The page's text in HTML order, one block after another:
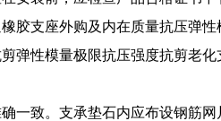
胶支座外购及内在质量抗压弹
弹性模量极限抗压强度抗剪老
一致。支承垫石内应布设钢筋